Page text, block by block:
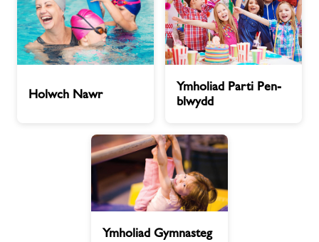
Amserlenni
Aelodaeth
Cysylltwch â ni
Ynghylch Freedom Leisure
Dod O Hyd I Ganolfan
Nawr
Holwch Nawr
Parti
Pen-
Ymholiad Parti Pen-
blwydd
Gymnasteg
Ymholiad Gymnasteg